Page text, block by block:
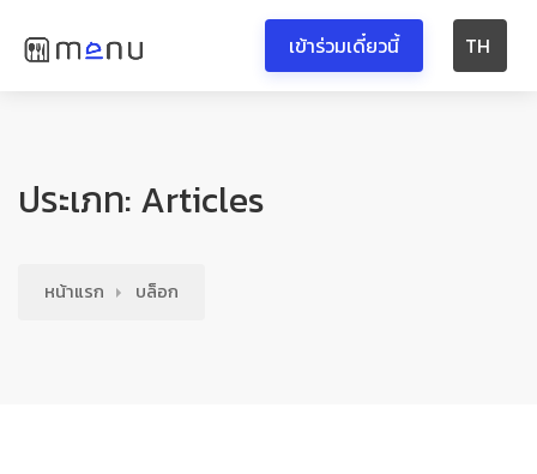
เข้าร่วมเดี๋ยวนี้ TH
ประเภท: Articles
หน้าแรก บล็อก